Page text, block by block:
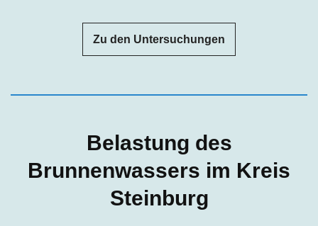
Zu den Untersuchungen
Belastung des
Brunnenwassers im Kreis
Steinburg